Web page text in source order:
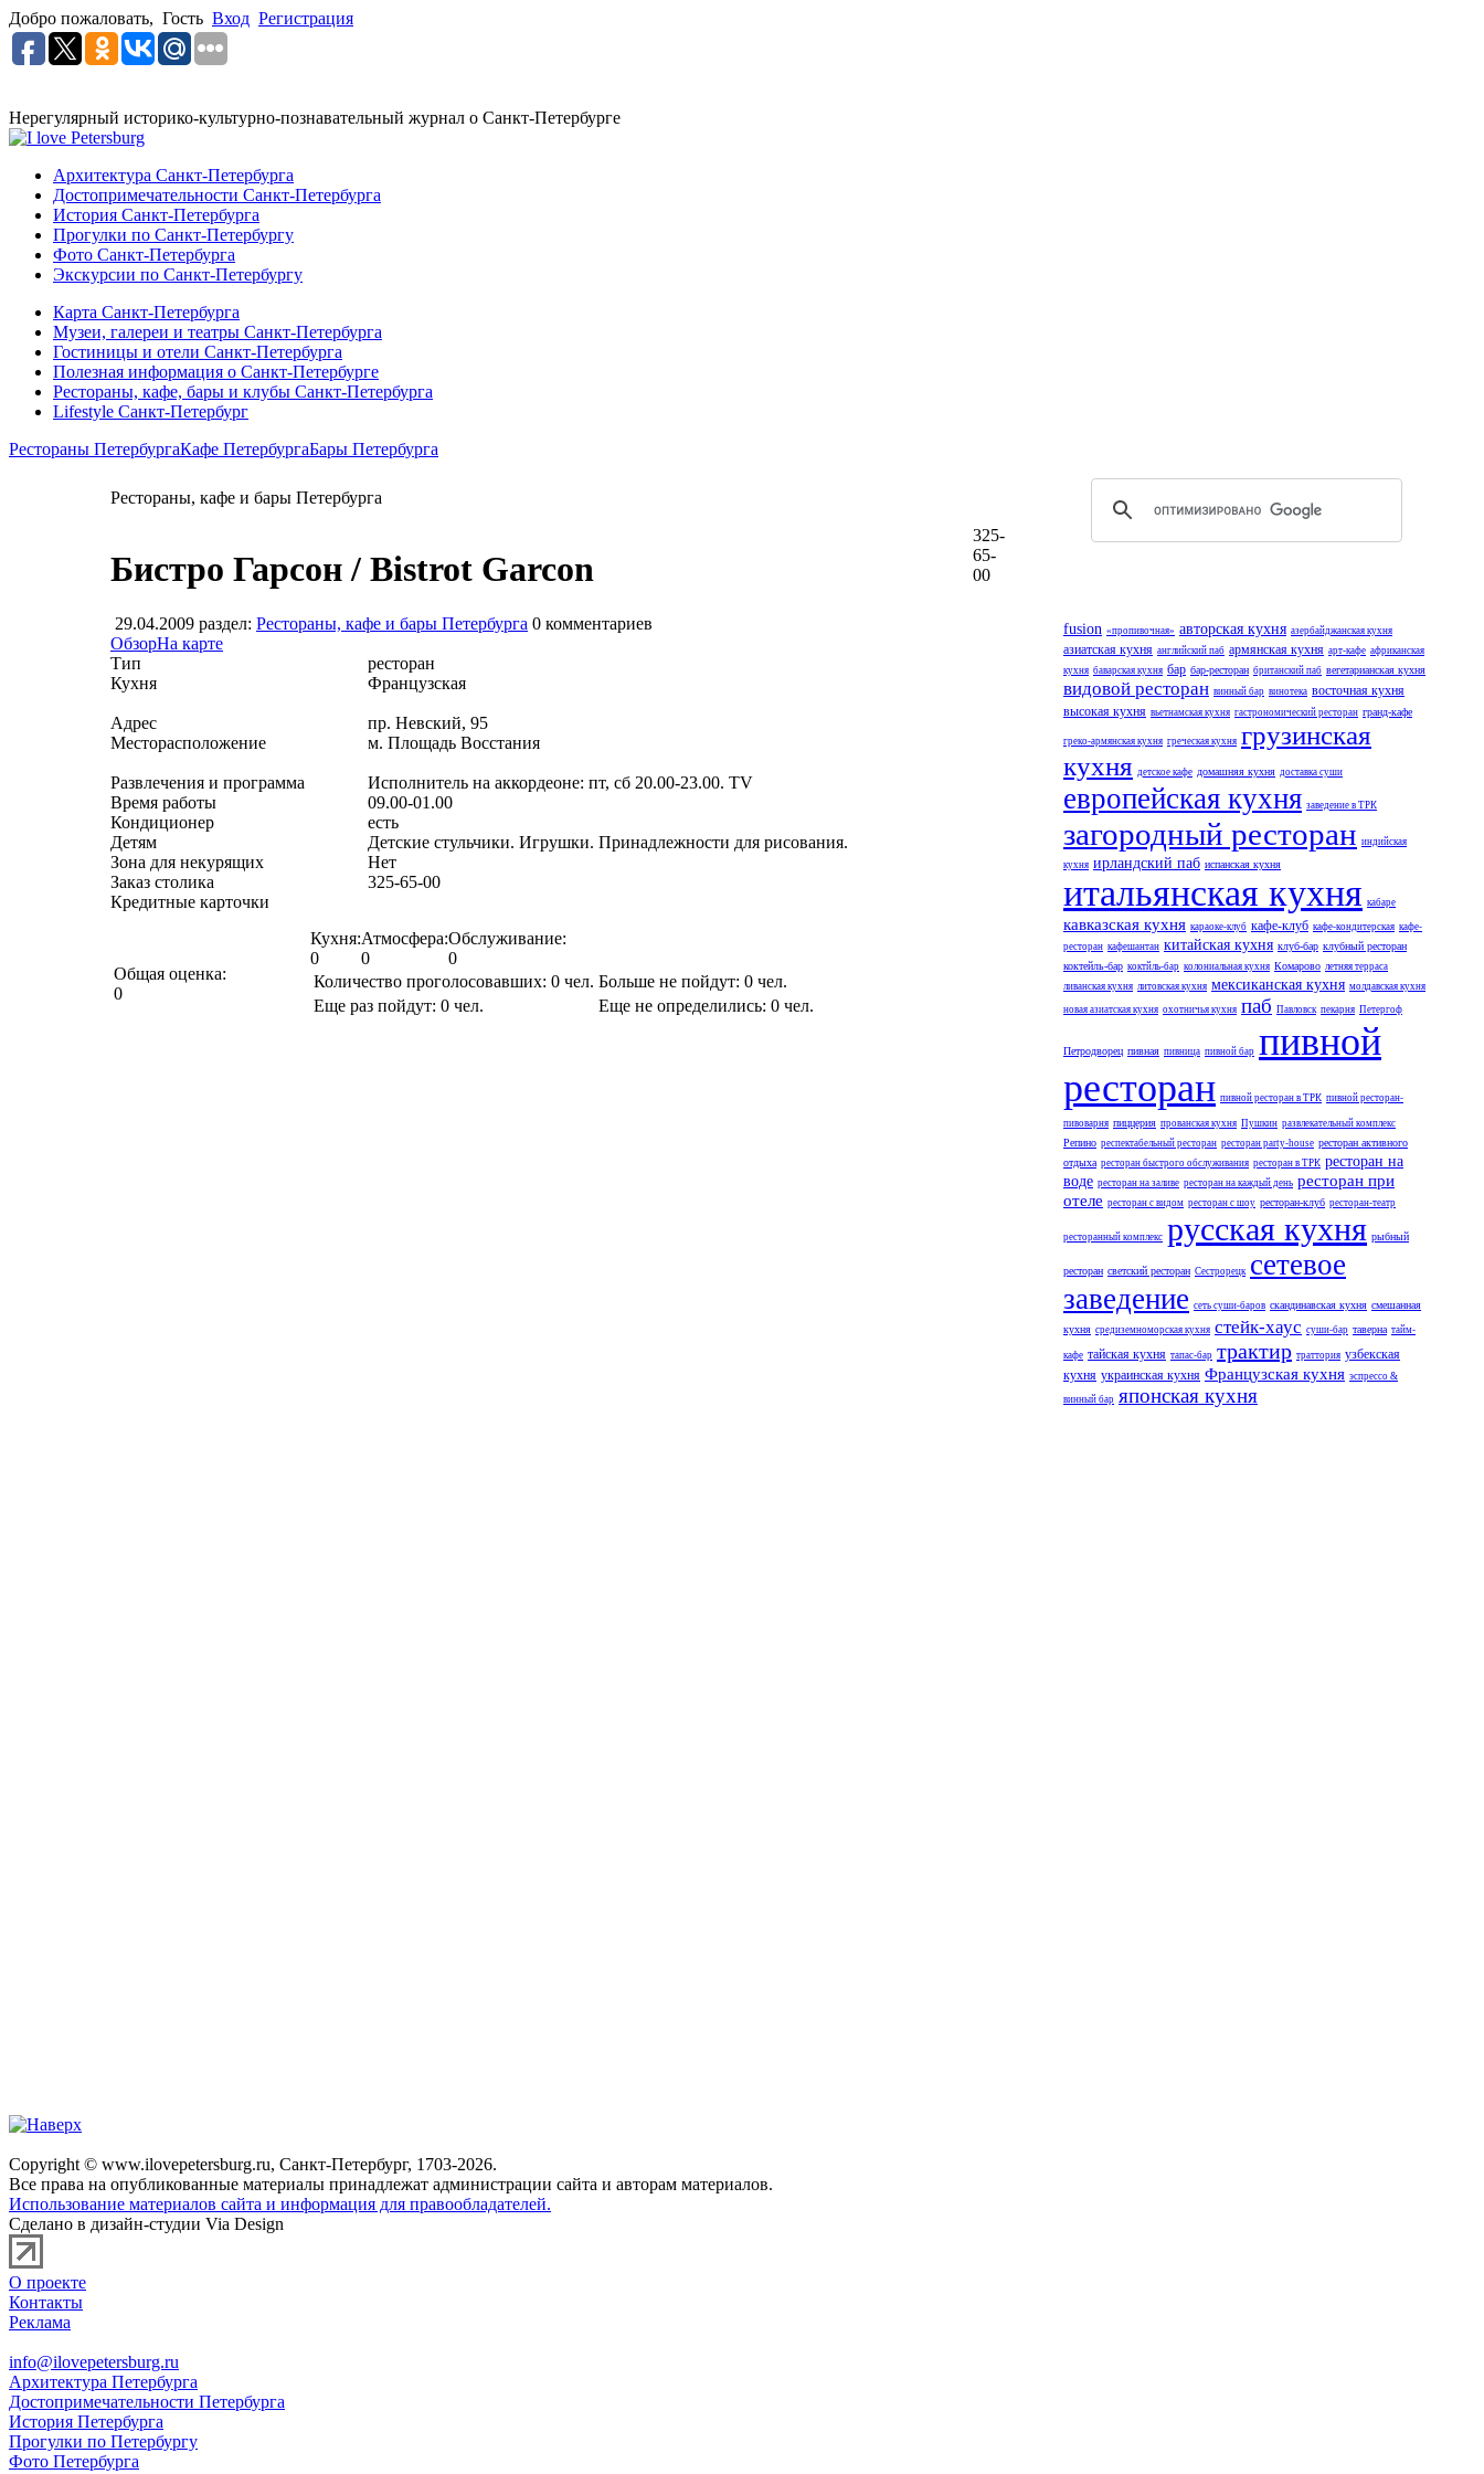
Добро пожаловать, Гость Вход Регистрация
Нерегулярный историко-культурно-познавательный журнал о Санкт-Петербурге
Архитектура Санкт-Петербурга
Достопримечательности Санкт-Петербурга
История Санкт-Петербурга
Прогулки по Санкт-Петербургу
Фото Санкт-Петербурга
Экскурсии по Санкт-Петербургу
Карта Санкт-Петербурга
Музеи, галереи и театры Санкт-Петербурга
Гостиницы и отели Санкт-Петербурга
Полезная информация о Санкт-Петербурге
Рестораны, кафе, бары и клубы Санкт-Петербурга
Lifestyle Санкт-Петербург
Рестораны ПетербургаКафе ПетербургаБары Петербурга
Рестораны, кафе и бары Петербурга
Бистро Гарсон / Bistrot Garcon
325-
65-
00
29.04.2009 раздел: Рестораны, кафе и бары Петербурга 0 комментариев
ОбзорНа карте
Тип
ресторан
Кухня
Французская
Адрес
пр. Невский, 95
Месторасположение
м. Площадь Восстания
Развлечения и программа
Исполнитель на аккордеоне: пт, сб 20.00-23.00. TV
Время работы
09.00-01.00
Кондиционер
есть
Детям
Детские стульчики. Игрушки. Принадлежности для рисования.
Зона для некурящих
Нет
Заказ столика
325-65-00
Кредитные карточки
Общая оценка:
0
Кухня:
0
Атмосфера:
0
Обслуживание:
0
Количество проголосовавших: 0 чел. Больше не пойдут: 0 чел.
Еще раз пойдут: 0 чел. Еще не определились: 0 чел.
fusion «пропивочная» авторская кухня азербайджанская кухня
азиатская кухня английский паб армянская кухня арт-кафе африканская
кухня баварская кухня бар бар-ресторан британский паб вегетарианская кухня
видовой ресторан винный бар винотека восточная кухня
высокая кухня вьетнамская кухня гастрономический ресторан гранд-кафе
греко-армянская кухня греческая кухня грузинская
кухня детское кафе домашняя кухня доставка суши
европейская кухня заведение в ТРК
загородный ресторан индийская
кухня ирландский паб испанская кухня
итальянская кухня кабаре
кавказская кухня караоке-клуб кафе-клуб кафе-кондитерская кафе-
ресторан кафешантан китайская кухня клуб-бар клубный ресторан
коктейль-бар коктйль-бар колониальная кухня Комарово летняя терраса
ливанская кухня литовская кухня мексиканская кухня молдавская кухня
новая азиатская кухня охотничья кухня паб Павловск пекарня Петергоф
Петродворец пивная пивница пивной бар пивной
ресторан пивной ресторан в ТРК пивной ресторан-
пивоварня пиццерия прованская кухня Пушкин развлекательный комплекс
Репино респектабельный ресторан ресторан party-house ресторан активного
отдыха ресторан быстрого обслуживания ресторан в ТРК ресторан на
воде ресторан на заливе ресторан на каждый день ресторан при
отеле ресторан с видом ресторан с шоу ресторан-клуб ресторан-театр
ресторанный комплекс русская кухня рыбный
ресторан светский ресторан Сестрорецк сетевое
заведение сеть суши-баров скандинавская кухня смешанная
кухня средиземноморская кухня стейк-хаус суши-бар таверна тайм-
кафе тайская кухня тапас-бар трактир траттория узбекская
кухня украинская кухня Французская кухня эспрессо &
винный бар японская кухня
Copyright © www.ilovepetersburg.ru, Санкт-Петербург, 1703-2026.
Все права на опубликованные материалы принадлежат администрации сайта и авторам материалов.
Использование материалов сайта и информация для правообладателей.
Сделано в дизайн-студии Via Design
О проекте
Контакты
Реклама
info@ilovepetersburg.ru
Архитектура Петербурга
Достопримечательности Петербурга
История Петербурга
Прогулки по Петербургу
Фото Петербурга